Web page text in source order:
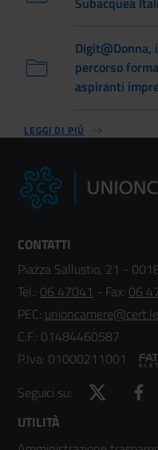
Digit@Donna,
percorso
aspiranti
LEGGI DI PIÙ
CONTATTI
Piazza Sallustio, 21 -
Tel.: 06 47041 - Fax: 06
PEC:
C.F.: 01484460587
P.Iva: 01000211001
Seguici su:
Twitter
Footer
UTILITÀ